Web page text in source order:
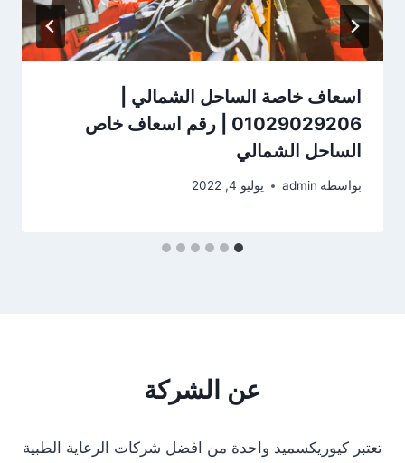
اسعاف خاصة الساحل الشمالي |
01029029206 | رقم اسعاف خاص
الساحل الشمالي
بواسطة admin يوليو 4, 2022
عن الشركة
تعتبر كيوريكسميد واحدة من افضل شركات الرعاية الطبية